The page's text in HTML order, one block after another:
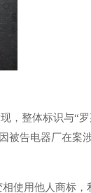
，整体标识与“
被告电器厂在案
使用他人商标，